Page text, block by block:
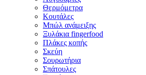
Θερμόμετρα
Κουτάλες
Μπώλ ανάμειξης
Ξυλάκια fingerfood
Πλάκες κοπής
Σκεύη
Σουρωτήρια
Σπάτουλες